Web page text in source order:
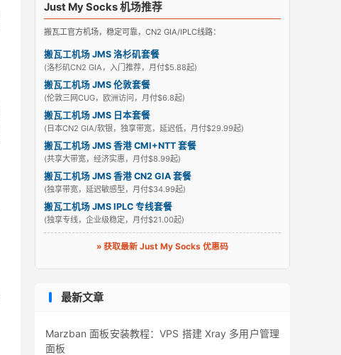
Just My Socks 机场推荐
搬瓦工官方机场，稳定可靠，CN2 GIA/IPLC线路：
搬瓦工机场 JMS 洛杉矶套餐
(洛杉矶CN2 GIA，入门推荐，月付$5.88起)
搬瓦工机场 JMS 伦敦套餐
(伦敦三网CUG，欧洲访问，月付$6.8起)
搬瓦工机场 JMS 日本套餐
(日本CN2 GIA/软银，独享带宽，延迟低，月付$29.99起)
搬瓦工机场 JMS 香港 CMI+NTT 套餐
(共享大带宽，经济实惠，月付$8.99起)
搬瓦工机场 JMS 香港 CN2 GIA 套餐
(独享带宽，延迟敏感型，月付$34.99起)
搬瓦工机场 JMS IPLC 专线套餐
(独享专线，企业级稳定，月付$21.00起)
» 获取最新 Just My Socks 优惠码
最新文章
Marzban 面板安装教程：VPS 搭建 Xray 多用户管理
面板